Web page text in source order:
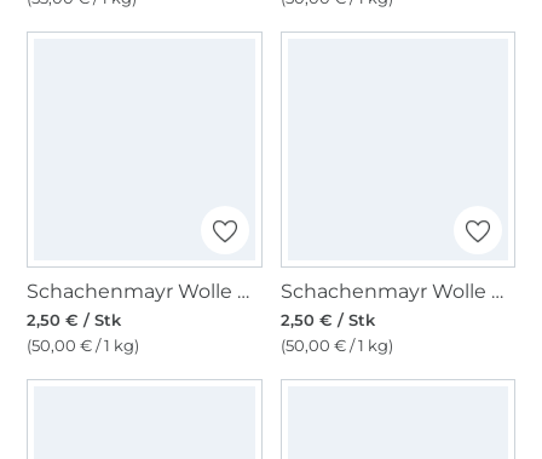
Schachenmayr Wolle Bravo uni 50 g violett
2,50 € / Stk
(50,00 € / 1 kg)
Schachenmayr Wolle Bravo uni 50 g himbeere
2,50 € / Stk
(50,00 € / 1 kg)